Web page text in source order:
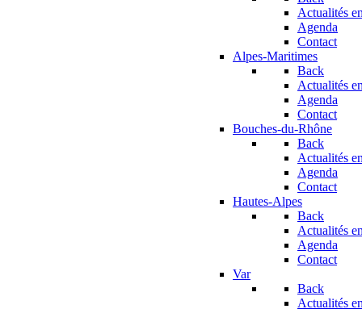
Actualités
Agenda
Contact
Alpes-Maritimes
Back
Actualités
Agenda
Contact
Bouches-du-Rhône
Back
Actualités
Agenda
Contact
Hautes-Alpes
Back
Actualités
Agenda
Contact
Var
Back
Actualités